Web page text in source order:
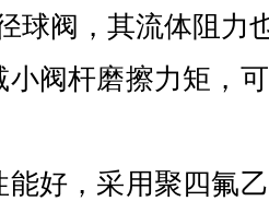
球阀，其流体阻力
小阀杆磨擦力矩，
能好，采用聚四氟